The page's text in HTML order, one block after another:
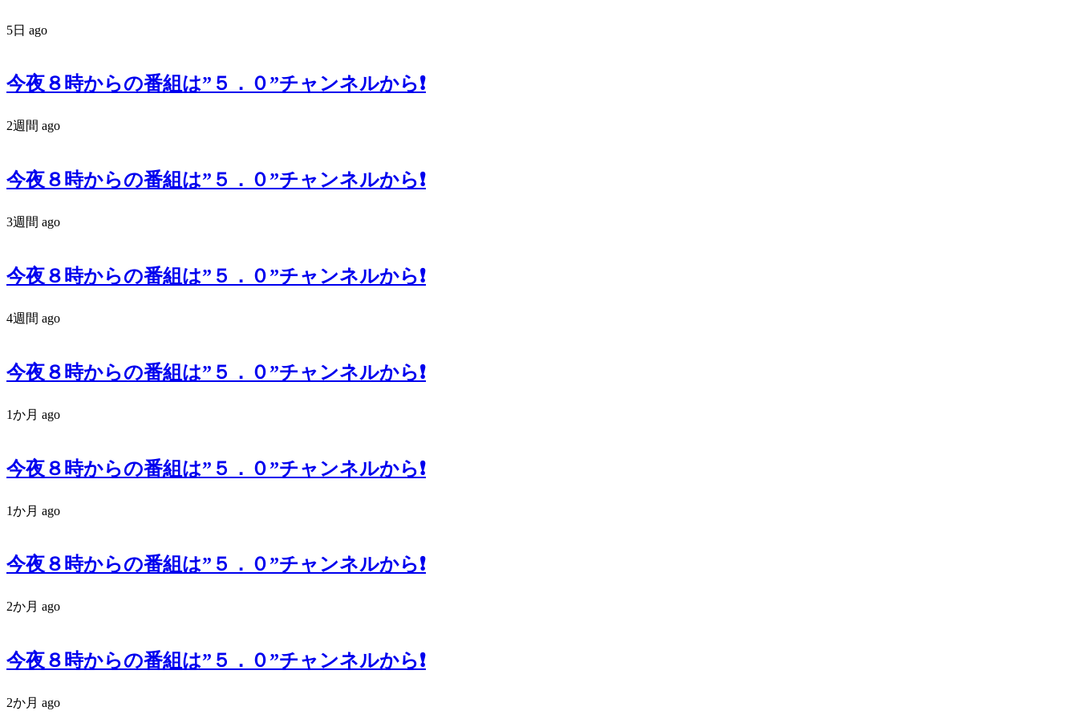
5日 ago
今夜８時からの番組は”５．０”チャンネルから❗️
2週間 ago
今夜８時からの番組は”５．０”チャンネルから❗️
3週間 ago
今夜８時からの番組は”５．０”チャンネルから❗️
4週間 ago
今夜８時からの番組は”５．０”チャンネルから❗️
1か月 ago
今夜８時からの番組は”５．０”チャンネルから❗️
1か月 ago
今夜８時からの番組は”５．０”チャンネルから❗️
2か月 ago
今夜８時からの番組は”５．０”チャンネルから❗️
2か月 ago